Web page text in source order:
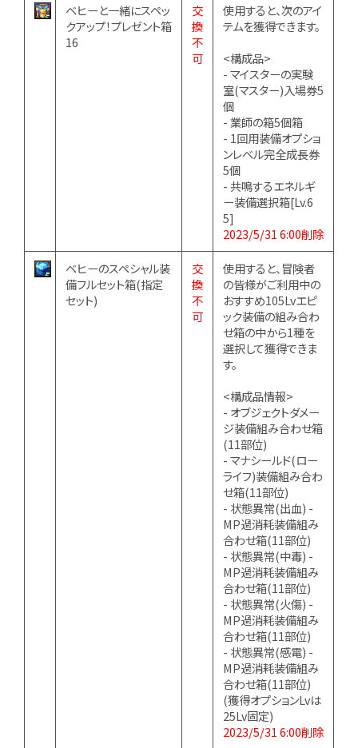
ベヒーと一緒にスペッ
クアップ！プレゼント箱
16
交
換
不
可
使用すると、次のアイ
テムを獲得できます。
<構成品>
- マイスターの実験
室(マスター)入場券5
個
- 業師の箱5個箱
- 1回用装備オプショ
ンレベル完全成長券
5個
- 共鳴するエネルギ
ー装備選択箱[Lv.6
5]
2023/5/31 6:00削除
ベヒーのスペシャル装
備フルセット箱(指定
セット)
交
換
不
可
使用すると、冒険者
の皆様がご利用中の
おすすめ105Lvエピ
ック装備の組み合わ
せ箱の中から1種を
選択して獲得できま
す。
<構成品情報>
- オブジェクトダメー
ジ装備組み合わせ箱
(11部位)
- マナシールド(ロー
ライフ)装備組み合わ
せ箱(11部位)
- 状態異常(出血) -
MP過消耗装備組み
合わせ箱(11部位)
- 状態異常(中毒) -
MP過消耗装備組み
合わせ箱(11部位)
- 状態異常(火傷) -
MP過消耗装備組み
合わせ箱(11部位)
- 状態異常(感電) -
MP過消耗装備組み
合わせ箱(11部位)
(獲得オプションLvは
25Lv固定)
2023/5/31 6:00削除